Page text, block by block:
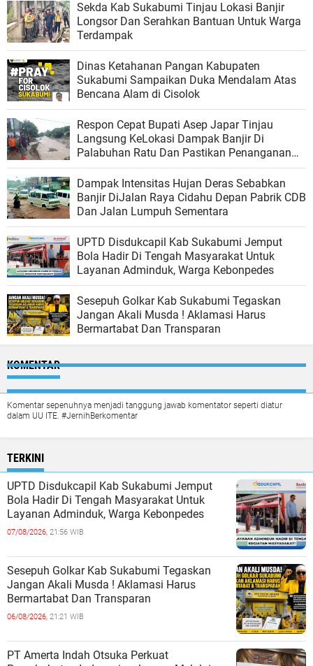
Sekda Kab Sukabumi Tinjau Lokasi Banjir
Longsor Dan Serahkan Bantuan Untuk Warga
Terdampak
Dinas Ketahanan Pangan Kabupaten
Sukabumi Sampaikan Duka Mendalam Atas
Bencana Alam di Cisolok
Respon Cepat Bupati Asep Japar Tinjau
Langsung KeLokasi Dampak Banjir Di
Palabuhan Ratu Dan Pastikan Penanganan
Dilakukan Cepat Dan Efektif
Dampak Intensitas Hujan Deras Sebabkan
Banjir DiJalan Raya Cidahu Depan Pabrik CDB
Dan Jalan Lumpuh Sementara
UPTD Disdukcapil Kab Sukabumi Jemput
Bola Hadir Di Tengah Masyarakat Untuk
Layanan Adminduk, Warga Kebonpedes
Sesepuh Golkar Kab Sukabumi Tegaskan
Jangan Akali Musda ! Aklamasi Harus
Bermartabat Dan Transparan
KOMENTAR
Komentar sepenuhnya menjadi tanggung jawab komentator seperti diatur
dalam UU ITE. #JernihBerkomentar
TERKINI
UPTD Disdukcapil Kab Sukabumi Jemput
Bola Hadir Di Tengah Masyarakat Untuk
Layanan Adminduk, Warga Kebonpedes
07/08/2026, 21:56 WIB
Sesepuh Golkar Kab Sukabumi Tegaskan
Jangan Akali Musda ! Aklamasi Harus
Bermartabat Dan Transparan
06/08/2026, 21:21 WIB
PT Amerta Indah Otsuka Perkuat